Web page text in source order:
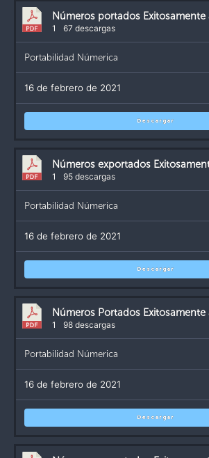
Números portados
1 67 descargas
Portabilidad Númerica
16 de febrero de 2021
Descargar
Números exportados
1 95 descargas
Portabilidad Númerica
16 de febrero de 2021
Descargar
Números Portados
1 98 descargas
Portabilidad Númerica
16 de febrero de 2021
Descargar